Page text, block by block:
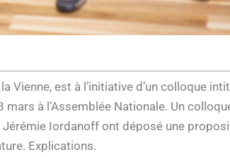
est à l’initiative d’un colloque
à l’Assemblée Nationale. Un
Iordanoff ont déposé une
Explications.